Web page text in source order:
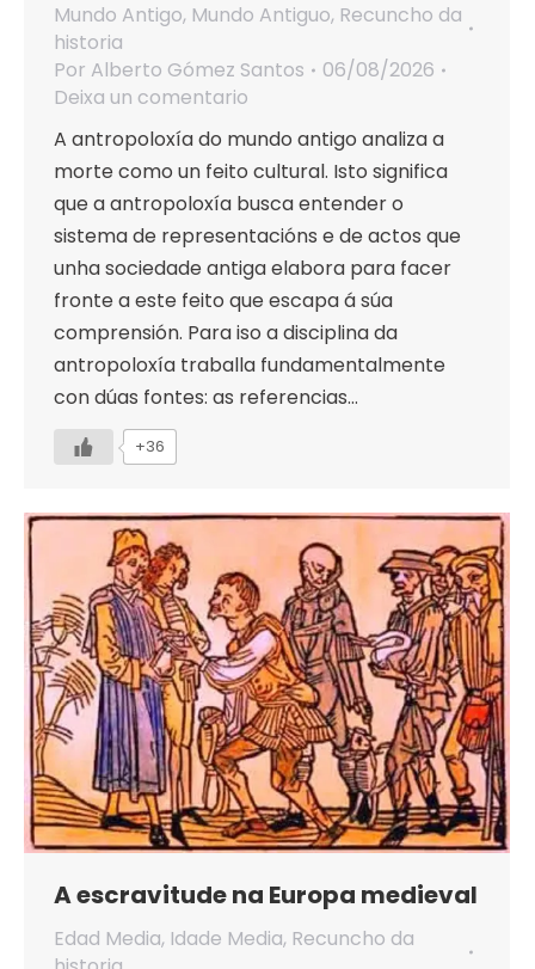
Mundo Antigo, Mundo Antiguo, Recuncho da
historia
Por Alberto Gómez Santos
06/08/2026
Deixa un comentario
A antropoloxía do mundo antigo analiza a
morte como un feito cultural. Isto significa
que a antropoloxía busca entender o
sistema de representacións e de actos que
unha sociedade antiga elabora para facer
fronte a este feito que escapa á súa
comprensión. Para iso a disciplina da
antropoloxía traballa fundamentalmente
con dúas fontes: as referencias…
+36
A escravitude na Europa medieval
Edad Media, Idade Media, Recuncho da